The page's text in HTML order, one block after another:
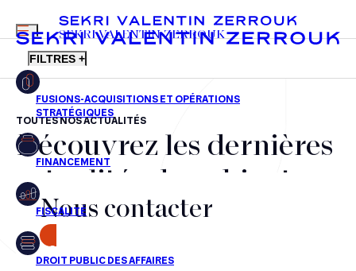
FR EN
MENU
SEKRI VALENTIN ZERROUK
FILTRES +
Fusions-acquisitions et opérations stratégiques
Financement
Fiscalité
Droit public des affaires
TOUTES NOS ACTUALITÉS
Découvrez les dernières
actualités du cabinet,
nos récompenses et nos
transactions, jour après
Nous contacter